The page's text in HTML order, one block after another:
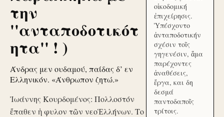
την
''ανταποδοτικότ
ητα'' ! )
Άνδρας μεν ουδαμού, παίδας δ’ εν
Ελληνικόν. «Άνθρωπον ζητώ.»
Ἰωάννης Κουρδομένος: Πολλοστόν
ἔπαθεν ἡ φυλον τῶν νεοἙλλήνων. Το
οἰκοδομική
ἐπιχείρησις.
Ὑπέσχοντο
ἀνταποδοτικήν
σχέσιν τοῖς
γηγενέσιν, ἅμα
παρέχοντες
ἀναθέσεις,
ἔργα, και δη
δεσμά
παντοδαποῖς
τρίτοις.